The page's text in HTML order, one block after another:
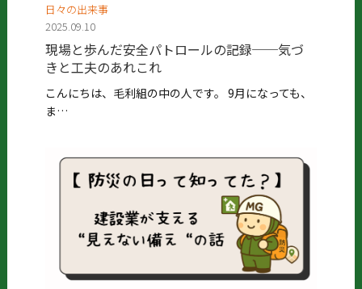
日々の出来事
2025.09.10
現場と歩んだ安全パトロールの記録──気づ
きと工夫のあれこれ
こんにちは、毛利組の中の人です。 9月になっても、
ま…